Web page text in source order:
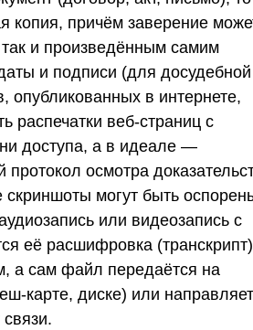
копия, причём заверение
и произведённым самим
и подписи (для досудебной
опубликованных в интернете,
распечатки веб-страниц с
доступа, а в идеале —
осмотра
скриншоты могут быть
или видеозапись с
её расшифровка
а сам файл передаётся на
карте, диске) или